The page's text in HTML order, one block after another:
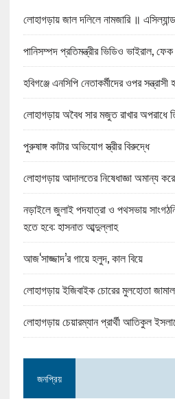
লোহাগড়ায় জাল দলিলে নামজারি ॥
পানিসম্পদ প্রতিমন্ত্রীর ভিডিও ভাইরাল, ফেক
হবিগঞ্জে এনসিপি নেতাকর্মীদের ওপর সন্ত্রাসী
লোহাগড়ায় অবৈধ সার মজুত রাখার অপরাধে
পুরুষাঙ্গ কাটার অভিযোগ স্ত্রীর বিরুদ্ধে
লোহাগড়ায় আদালতের নিষেধাজ্ঞা অমান্য
নড়াইলে জুলাই পদযাত্রা ও পথসভায়
হতে হবে: হাসনাত আব্দুল্লাহ
আজ‘সাজ্জাদ’র গায়ে হলুদ, কাল বিয়ে
লোহাগড়ায় ইজিবাইক চোরের মুলহোতা
লোহাগড়ায় চেয়ারম্যান প্রার্থী আতিকুল
জনপ্রিয়